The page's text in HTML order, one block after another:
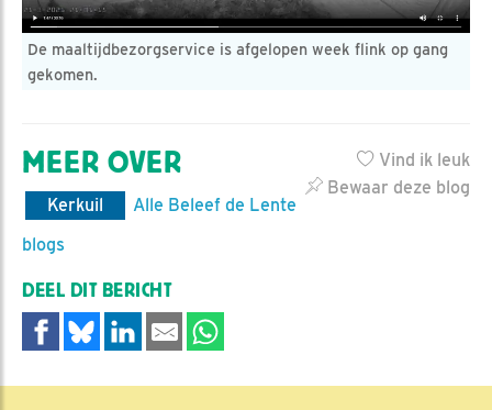
De maaltijdbezorgservice is afgelopen week flink op gang
gekomen.
Vind ik leuk
Bewaar deze blog
MEER OVER
Kerkuil
Alle Beleef de Lente
blogs
DEEL DIT BERICHT